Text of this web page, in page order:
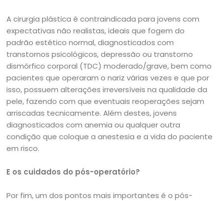
A cirurgia plástica é contraindicada para jovens com
expectativas não realistas, ideais que fogem do
padrão estético normal, diagnosticados com
transtornos psicológicos, depressão ou transtorno
dismórfico corporal (TDC) moderado/grave, bem como
pacientes que operaram o nariz várias vezes e que por
isso, possuem alterações irreversíveis na qualidade da
pele, fazendo com que eventuais reoperações sejam
arriscadas tecnicamente. Além destes, jovens
diagnosticados com anemia ou qualquer outra
condição que coloque a anestesia e a vida do paciente
em risco.
E os cuidados do pós-operatório?
Por fim, um dos pontos mais importantes é o pós-